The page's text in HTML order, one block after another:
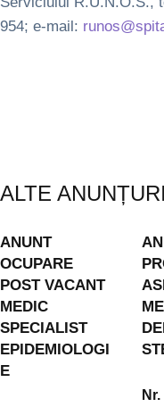
954; e-mail:
ALTE ANUNȚURI
ANUNT
OCUPARE
POST VACANT
MEDIC
SPECIALIST
EPIDEMIOLOGI
E